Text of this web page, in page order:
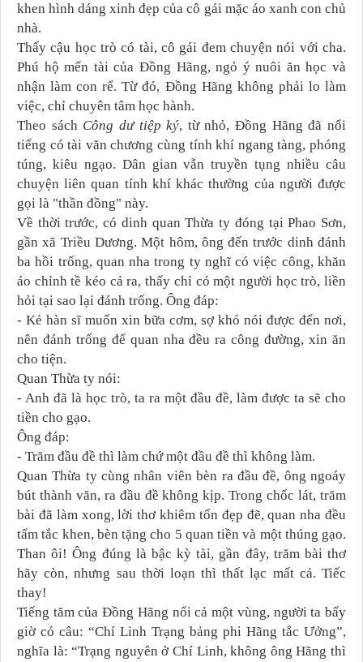
khen hình dáng xinh đẹp của cô gái mặc áo xanh con chủ
nhà.
Thấy cậu học trò có tài, cô gái đem chuyện nói với cha.
Phú hộ mến tài của Đồng Hãng, ngỏ ý nuôi ăn học và
nhận làm con rể. Từ đó, Đồng Hãng không phải lo làm
việc, chỉ chuyên tâm học hành.
Theo sách Công dư tiệp ký, từ nhỏ, Đồng Hãng đã nổi
tiếng có tài văn chương cùng tính khí ngang tàng, phóng
túng, kiêu ngạo. Dân gian vẫn truyền tụng nhiều câu
chuyện liên quan tính khí khác thường của người được
gọi là "thần đồng" này.
Về thời trước, có dinh quan Thừa ty đóng tại Phao Sơn,
gần xã Triều Dương. Một hôm, ông đến trước dinh đánh
ba hồi trống, quan nha trong ty nghĩ có việc công, khăn
áo chỉnh tề kéo cả ra, thấy chỉ có một người học trò, liền
hỏi tại sao lại đánh trống. Ông đáp:
- Kẻ hàn sĩ muốn xin bữa cơm, sợ khó nói được đến nơi,
nên đánh trống để quan nha đều ra công đường, xin ăn
cho tiện.
Quan Thừa ty nói:
- Anh đã là học trò, ta ra một đầu đề, làm được ta sẽ cho
tiền cho gạo.
Ông đáp:
- Trăm đầu đề thì làm chứ một đầu đề thì không làm.
Quan Thừa ty cùng nhân viên bèn ra đầu đề, ông ngoáy
bút thành văn, ra đầu đề không kịp. Trong chốc lát, trăm
bài đã làm xong, lời thơ khiêm tốn đẹp đẽ, quan nha đều
tấm tắc khen, bèn tặng cho 5 quan tiền và một thúng gạo.
Than ôi! Ông đúng là bậc kỳ tài, gần đây, trăm bài thơ
hãy còn, nhưng sau thời loạn thì thất lạc mất cả. Tiếc
thay!
Tiếng tăm của Đồng Hãng nổi cả một vùng, người ta bấy
giờ có câu: “Chí Linh Trạng bảng phi Hãng tắc Ưởng”,
nghĩa là: “Trạng nguyên ở Chí Linh, không ông Hãng thì